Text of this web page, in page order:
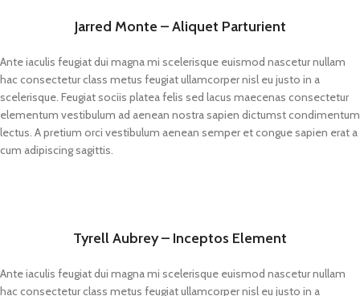
Jarred Monte – Aliquet Parturient
Ante iaculis feugiat dui magna mi scelerisque euismod nascetur nullam
hac consectetur class metus feugiat ullamcorper nisl eu justo in a
scelerisque. Feugiat sociis platea felis sed lacus maecenas consectetur
elementum vestibulum ad aenean nostra sapien dictumst condimentum
lectus. A pretium orci vestibulum aenean semper et congue sapien erat a
cum adipiscing sagittis.
Tyrell Aubrey – Inceptos Element
Ante iaculis feugiat dui magna mi scelerisque euismod nascetur nullam
hac consectetur class metus feugiat ullamcorper nisl eu justo in a